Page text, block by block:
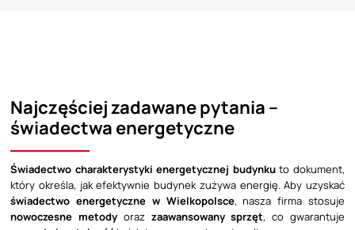
Najczęściej zadawane pytania –
świadectwa energetyczne
Świadectwo charakterystyki energetycznej budynkuto dokument,
który określa, jak efektywnie budynek zużywa energię. Aby uzyskać
świadectwo energetyczne w Wielkopolsce, nasza firma stosuje
nowoczesne metodyoraz zaawansowany sprzęt, co gwarantuje